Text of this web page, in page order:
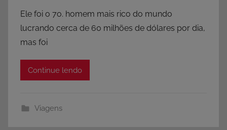
Ele foi o 7o. homem mais rico do mundo
lucrando cerca de 60 milhões de dólares por dia,
mas foi
Continue lendo
Viagens